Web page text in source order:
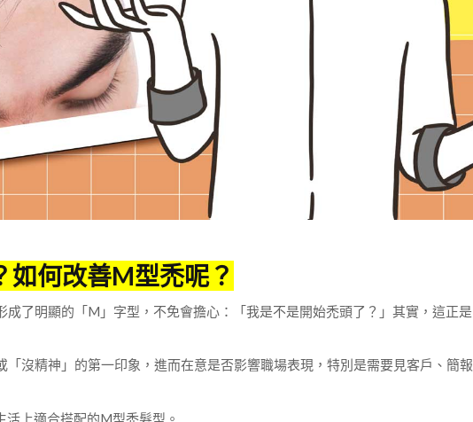
如何改善M型禿呢？
了明顯的「M」字型，不免會擔心：「我是不是開始禿頭了？」其實，這正是
沒精神」的第一印象，進而在意是否影響職場表現，特別是需要見客戶、簡報
上適合搭配的M型禿髮型。